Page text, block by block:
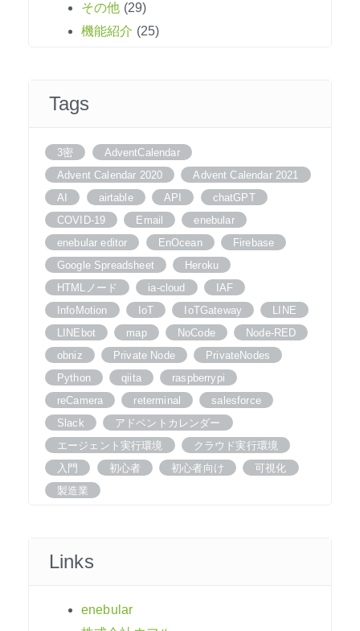
その他 (29)
機能紹介 (25)
Tags
3密
AdventCalendar
Advent Calendar 2020
Advent Calendar 2021
AI
airtable API
chatGPT
COVID-19
Email
enebular
enebular editor
EnOcean
Firebase
Google Spreadsheet
Heroku
HTMLノード
ia-cloud
IAF
InfoMotion
IoT IoTGateway
LINE
LINEbot
map NoCode
Node-RED
obniz
Private Node
PrivateNodes
Python
qiita
raspberrypi
reCamera
reterminal
salesforce
Slack
アドベントカレンダー
エージェント実行環境
クラウド実行環境
入門
初心者 初心者向け
可視化
製造業
Links
enebular